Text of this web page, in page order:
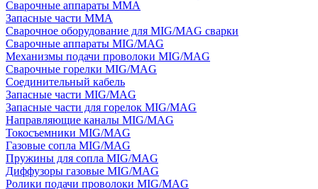
Сварочные аппараты MMA
Запасные части MMA
Сварочное оборудование для MIG/MAG сварки
Сварочные аппараты MIG/MAG
Механизмы подачи проволоки MIG/MAG
Сварочные горелки MIG/MAG
Соединительный кабель
Запасные части MIG/MAG
Запасные части для горелок MIG/MAG
Направляющие каналы MIG/MAG
Токосъемники MIG/MAG
Газовые сопла MIG/MAG
Пружины для сопла MIG/MAG
Диффузоры газовые MIG/MAG
Ролики подачи проволоки MIG/MAG